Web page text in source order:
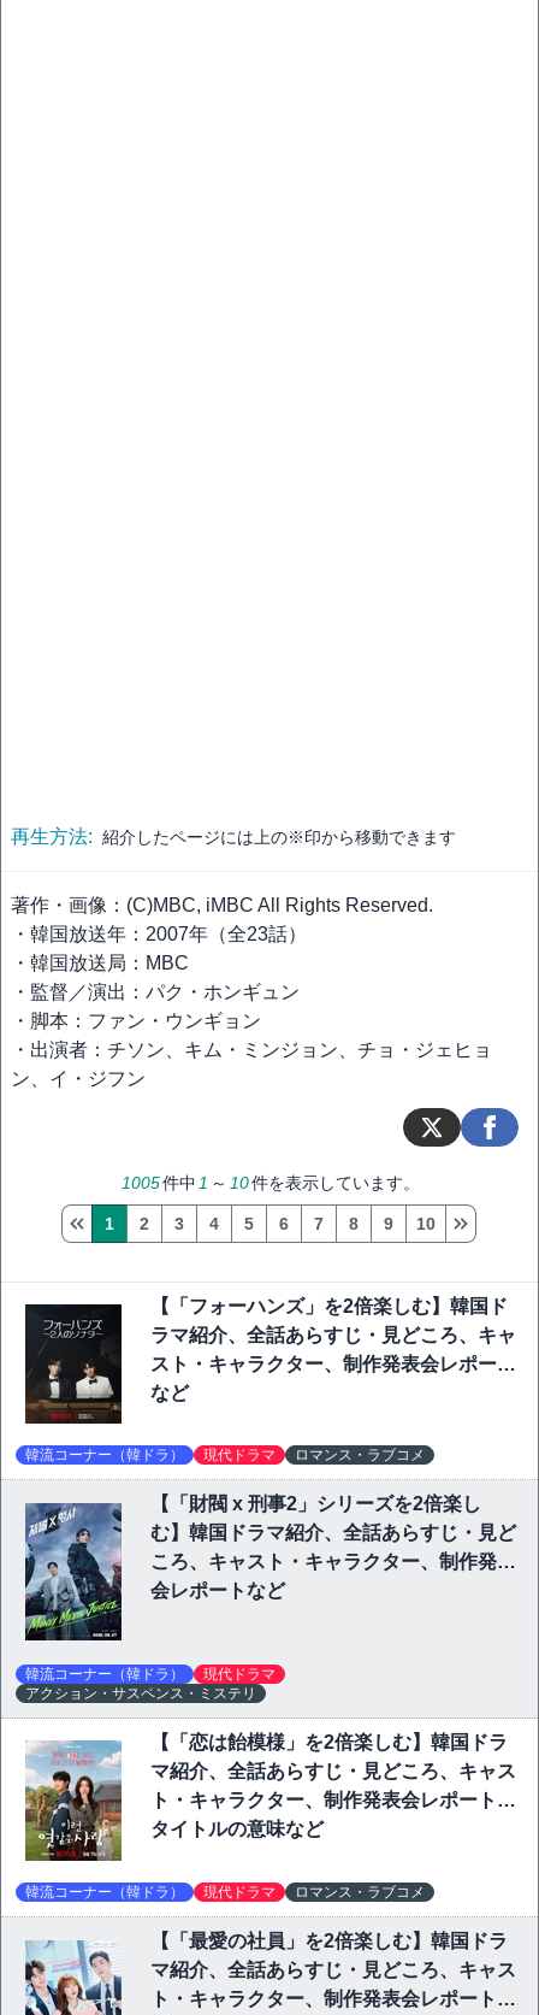
再生方法: 紹介したページには上の※印から移動できます
著作・画像：(C)MBC, iMBC All Rights Reserved.
・韓国放送年：2007年（全23話）
・韓国放送局：MBC
・監督／演出：パク・ホンギュン
・脚本：ファン・ウンギョン
・出演者：チソン、キム・ミンジョン、チョ・ジェヒョ
ン、イ・ジフン
1005件中 1 ～ 10件を表示しています。
1 2 3 4 5 6 7 8 9 10
【「フォーハンズ」を2倍楽しむ】韓国ド
ラマ紹介、全話あらすじ・見どころ、キャ
スト・キャラクター、制作発表会レポート
など
韓流コーナー（韓ドラ） 現代ドラマ ロマンス・ラブコメ
【「財閥 x 刑事2」シリーズを2倍楽し
む】韓国ドラマ紹介、全話あらすじ・見ど
ころ、キャスト・キャラクター、制作発表
会レポートなど
韓流コーナー（韓ドラ）
現代ドラマ
アクション・サスペンス・ミステリ
【「恋は飴模様」を2倍楽しむ】韓国ドラ
マ紹介、全話あらすじ・見どころ、キャス
ト・キャラクター、制作発表会レポート、
タイトルの意味など
韓流コーナー（韓ドラ） 現代ドラマ ロマンス・ラブコメ
【「最愛の社員」を2倍楽しむ】韓国ドラ
マ紹介、全話あらすじ・見どころ、キャス
ト・キャラクター、制作発表会レポートな